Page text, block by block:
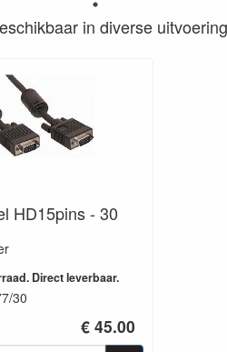
in diverse
HD15pins - 30
Direct leverbaar.
30
€ 45.00